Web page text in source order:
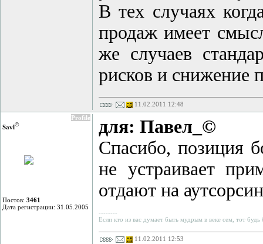
В тех случаях
продаж имеет
же случаев
рисков и снижение
11.02.2011 12:48
Profile
Savl©
Постов: 3461
Дата регистрации: 31.05.2005
для: Павел_©
Спасибо, позиция
не устраивает
отдают на
--------
Если кто из вас думает быть мудрым в веке сем, тот
11.02.2011 12:53